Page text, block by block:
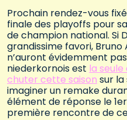
Prochain rendez-vous
finale des playoffs pour
de champion national. Si
grandissime favori,
n’auront évidemment
niederkornois est la
chuter cette saison sur
imaginer un remake
élément de réponse le
première rencontre de